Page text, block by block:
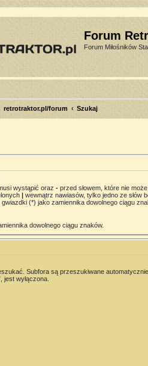
Forum
Forum Miłośników
retrotraktor.pl/forum Szukaj
wystąpić oraz - przed słowem, które nie może
| wewnątrz nawiasów, tylko jedno ze słów
(*) jako zamiennika dowolnego ciągu
dowolnego ciągu znaków.
Subfora są przeszukiwane
jest wyłączona.